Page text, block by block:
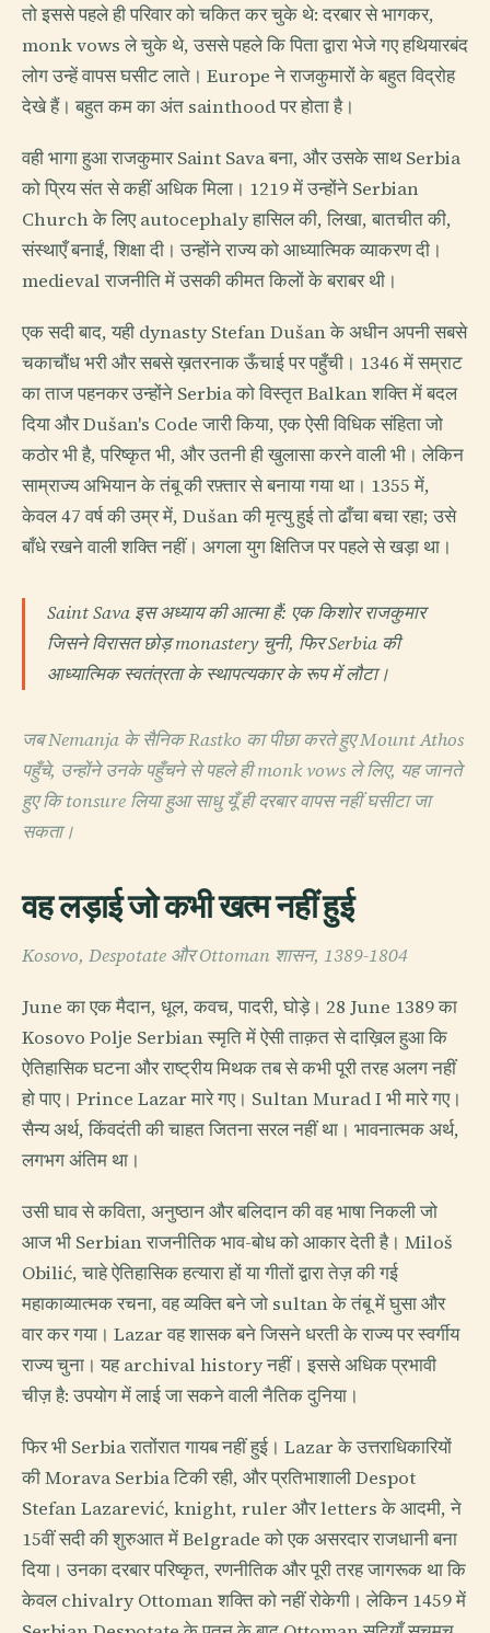
तो इससे पहले ही परिवार को चकित कर चुके थे: दरबार से भागकर,
monk vows ले चुके थे, उससे पहले कि पिता द्वारा भेजे गए हथियारबंद
लोग उन्हें वापस घसीट लाते। Europe ने राजकुमारों के बहुत विद्रोह
देखे हैं। बहुत कम का अंत sainthood पर होता है।
वही भागा हुआ राजकुमार Saint Sava बना, और उसके साथ Serbia
को प्रिय संत से कहीं अधिक मिला। 1219 में उन्होंने Serbian
Church के लिए autocephaly हासिल की, लिखा, बातचीत की,
संस्थाएँ बनाईं, शिक्षा दी। उन्होंने राज्य को आध्यात्मिक व्याकरण दी।
medieval राजनीति में उसकी कीमत किलों के बराबर थी।
एक सदी बाद, यही dynasty Stefan Dušan के अधीन अपनी सबसे
चकाचौंध भरी और सबसे ख़तरनाक ऊँचाई पर पहुँची। 1346 में सम्राट
का ताज पहनकर उन्होंने Serbia को विस्तृत Balkan शक्ति में बदल
दिया और Dušan's Code जारी किया, एक ऐसी विधिक संहिता जो
कठोर भी है, परिष्कृत भी, और उतनी ही खुलासा करने वाली भी। लेकिन
साम्राज्य अभियान के तंबू की रफ़्तार से बनाया गया था। 1355 में,
केवल 47 वर्ष की उम्र में, Dušan की मृत्यु हुई तो ढाँचा बचा रहा; उसे
बाँधे रखने वाली शक्ति नहीं। अगला युग क्षितिज पर पहले से खड़ा था।
Saint Sava इस अध्याय की आत्मा हैं: एक किशोर राजकुमार
जिसने विरासत छोड़ monastery चुनी, फिर Serbia की
आध्यात्मिक स्वतंत्रता के स्थापत्यकार के रूप में लौटा।
जब Nemanja के सैनिक Rastko का पीछा करते हुए Mount Athos
पहुँचे, उन्होंने उनके पहुँचने से पहले ही monk vows ले लिए, यह जानते
हुए कि tonsure लिया हुआ साधु यूँ ही दरबार वापस नहीं घसीटा जा
सकता।
वह लड़ाई जो कभी खत्म नहीं हुई
Kosovo, Despotate और Ottoman शासन, 1389-1804
June का एक मैदान, धूल, कवच, पादरी, घोड़े। 28 June 1389 का
Kosovo Polje Serbian स्मृति में ऐसी ताक़त से दाख़िल हुआ कि
ऐतिहासिक घटना और राष्ट्रीय मिथक तब से कभी पूरी तरह अलग नहीं
हो पाए। Prince Lazar मारे गए। Sultan Murad I भी मारे गए।
सैन्य अर्थ, किंवदंती की चाहत जितना सरल नहीं था। भावनात्मक अर्थ,
लगभग अंतिम था।
उसी घाव से कविता, अनुष्ठान और बलिदान की वह भाषा निकली जो
आज भी Serbian राजनीतिक भाव-बोध को आकार देती है। Miloš
Obilić, चाहे ऐतिहासिक हत्यारा हों या गीतों द्वारा तेज़ की गई
महाकाव्यात्मक रचना, वह व्यक्ति बने जो sultan के तंबू में घुसा और
वार कर गया। Lazar वह शासक बने जिसने धरती के राज्य पर स्वर्गीय
राज्य चुना। यह archival history नहीं। इससे अधिक प्रभावी
चीज़ है: उपयोग में लाई जा सकने वाली नैतिक दुनिया।
फिर भी Serbia रातोंरात गायब नहीं हुई। Lazar के उत्तराधिकारियों
की Morava Serbia टिकी रही, और प्रतिभाशाली Despot
Stefan Lazarević, knight, ruler और letters के आदमी, ने
15वीं सदी की शुरुआत में Belgrade को एक असरदार राजधानी बना
दिया। उनका दरबार परिष्कृत, रणनीतिक और पूरी तरह जागरूक था कि
केवल chivalry Ottoman शक्ति को नहीं रोकेगी। लेकिन 1459 में